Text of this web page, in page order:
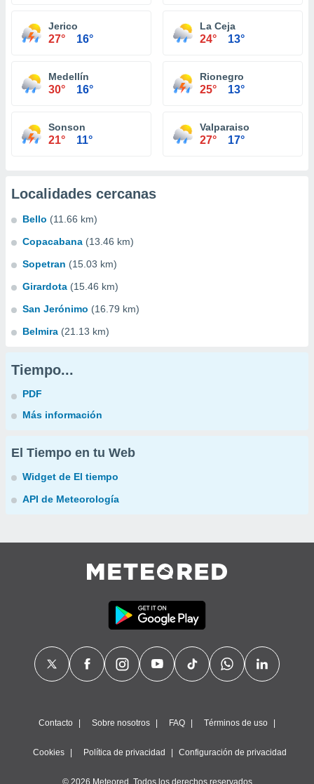
Jerico
27° 16°
La Ceja
24° 13°
Medellín
30° 16°
Rionegro
25° 13°
Sonson
21° 11°
Valparaiso
27° 17°
Localidades cercanas
Bello (11.66 km)
Copacabana (13.46 km)
Sopetran (15.03 km)
Girardota (15.46 km)
San Jerónimo (16.79 km)
Belmira (21.13 km)
Tiempo...
PDF
Más información
El Tiempo en tu Web
Widget de El tiempo
API de Meteorología
Contacto Sobre nosotros FAQ Términos de uso
Cookies Política de privacidad Configuración de privacidad
© 2026 Meteored. Todos los derechos reservados